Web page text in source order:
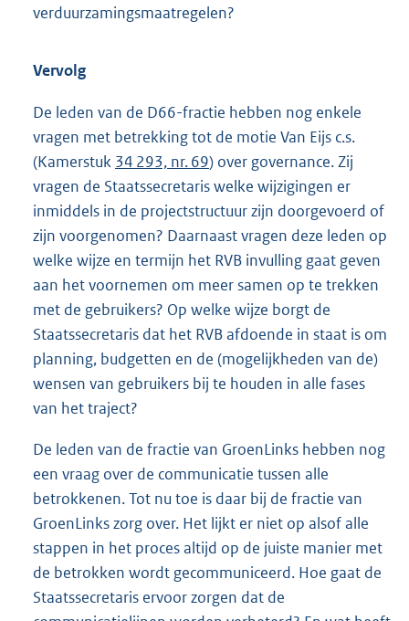
verduurzamingsmaatregelen?
Vervolg
De leden van de D66-fractie hebben nog enkele
vragen met betrekking tot de motie Van Eijs c.s.
(Kamerstuk 34 293, nr. 69) over governance. Zij
vragen de Staatssecretaris welke wijzigingen er
inmiddels in de projectstructuur zijn doorgevoerd of
zijn voorgenomen? Daarnaast vragen deze leden op
welke wijze en termijn het RVB invulling gaat geven
aan het voornemen om meer samen op te trekken
met de gebruikers? Op welke wijze borgt de
Staatssecretaris dat het RVB afdoende in staat is om
planning, budgetten en de (mogelijkheden van de)
wensen van gebruikers bij te houden in alle fases
van het traject?
De leden van de fractie van GroenLinks hebben nog
een vraag over de communicatie tussen alle
betrokkenen. Tot nu toe is daar bij de fractie van
GroenLinks zorg over. Het lijkt er niet op alsof alle
stappen in het proces altijd op de juiste manier met
de betrokken wordt gecommuniceerd. Hoe gaat de
Staatssecretaris ervoor zorgen dat de